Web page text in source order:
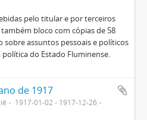
pelo titular e por terceiros
bloco com cópias de 58
sobre assuntos pessoais e políticos
do Estado Fluminense.
de 1917
1917-01-02 - 1917-12-26